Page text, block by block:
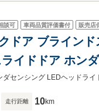
談可 車両品質評価書付 販売店
ドア ブラインド
イドドア ホン
ート 衝突軽減
走行距離 10km